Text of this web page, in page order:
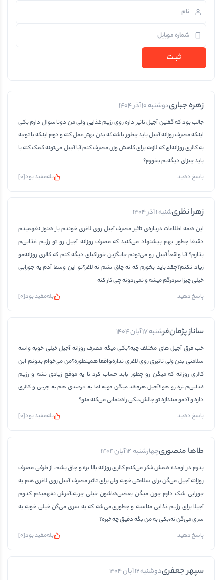
زهره جباریدوشنبه 10 آذر 1404
جالب بود که گفتین آجیل تاثیر داره روی رژیم غذایی ولی من دوتا سوال دارم یکی
اینکه مصرف روزانه آجیل باید چطور باشه که بدن بهتر عمل کنه و دوم اینکه با توجه
به کالری روزانه‌ای که لازمه برای کاهش وزن مصرف کنم آیا آجیل می‌تونه کمک کنه یا
باید چیزای دیگه‌یم بخورم؟
پاسخ دهید
بلهمفید بود[
0
]
زهرا نظریشنبه 1 آذر 1404
این همه اطلاعات درباره‌ی تاثیر مصرف آجیل روی لاغری خوندم باز هنوز نفهمیدم
دقیقا چطور بهم پیشنهاد می‌کنید که مصرف روزانه آجیل رو تو رژیم غذایی‌م
بذارم؟ آیا واقعاً آجیل رو می‌تونم جایگزین خوراکیای دیگه کنم که کالری روزانه‌مو
زیاد نکنم؟چقد باید بخورم که نه چاق بشم نه لاغر؟تو این وسط آدم یه جورایی
خیلی چیزا سردرگم میشه و نمی‌دونه چی کار کنه
پاسخ دهید
بلهمفید بود[
0
]
ساناز پژمان‌فرشنبه 17 آبان 1404
خب فرق آجیل های مختلف چیه؟یکی میگه مصرف روزانه آجیل خیلی خوبه واسه
سلامتی بدن ولی تاثیری روی لاغری نداره،واقعا همینطوره؟من می‌خوام بدونم این
کالری روزانه که میگن رو چطور باید حساب کرد تا یه موقع زیادی نشه و رژیم
غذایی‌م نره رو هوا!آجیل هرچقد میگن خوبه اما یه درصدی هم به چربی و کالری
داره و آدمو میندازه تو چالش،یکی راهنمایی می‌کنه منو؟
پاسخ دهید
بلهمفید بود[
0
]
طاها منصوریچهارشنبه 14 آبان 1404
پدرم در اومده همش فکر می‌کنم کالری روزانه بالا بره و چاق بشم، از طرفی مصرف
روزانه آجیل می‌گن برای سلامتی خوبه ولی برای تاثیر مصرف آجیل روی لاغری هم یه
جورایی شک دارم چون میگن بعضی‌هاشون خیلی چربه،آخرش نفهمیدم کدوم
آجیلا برای رژیم غذایی مناسبه و چطوری می‌شه که یه سری می‌گن خیلی خوبه یه
سری می‌گن نه،یکی به من بگه دقیق چه خبره؟
پاسخ دهید
بلهمفید بود[
0
]
سپهر جعفریدوشنبه 12 آبان 1404